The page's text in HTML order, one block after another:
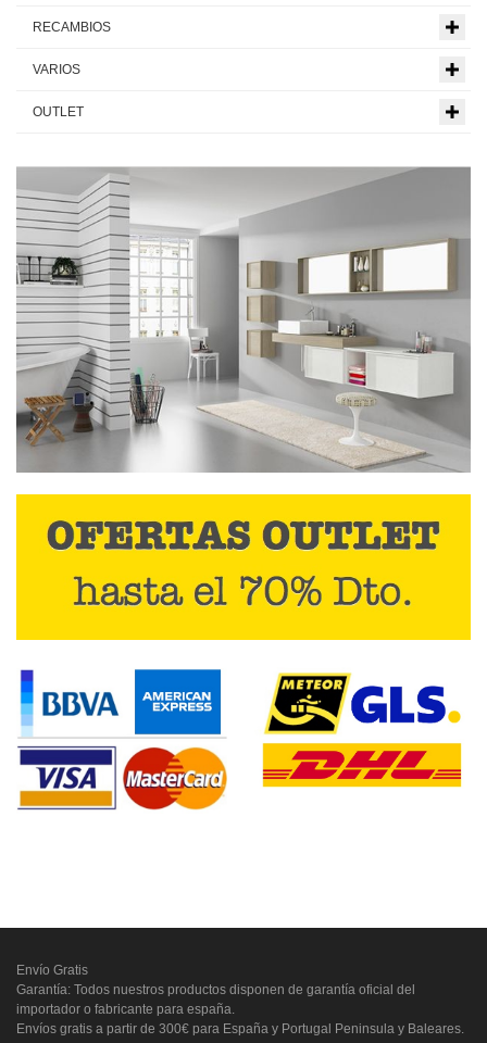
RECAMBIOS
VARIOS
OUTLET
Envío Gratis
Garantía: Todos nuestros productos disponen de garantía oficial del
importador o fabricante para españa.
Envíos gratis a partir de 300€ para España y Portugal Peninsula y Baleares.